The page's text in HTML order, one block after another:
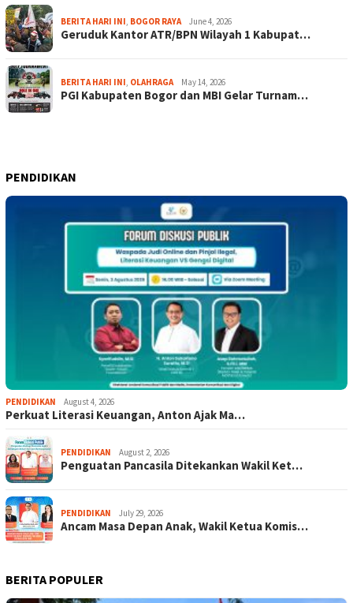
BERITA HARI INI, BOGOR RAYA June 4, 2026
Geruduk Kantor ATR/BPN Wilayah 1 Kabupat…
BERITA HARI INI, OLAHRAGA May 14, 2026
PGI Kabupaten Bogor dan MBI Gelar Turnam…
PENDIDIKAN
PENDIDIKAN August 4, 2026
Perkuat Literasi Keuangan, Anton Ajak Ma…
PENDIDIKAN August 2, 2026
Penguatan Pancasila Ditekankan Wakil Ket…
PENDIDIKAN July 29, 2026
Ancam Masa Depan Anak, Wakil Ketua Komis…
BERITA POPULER